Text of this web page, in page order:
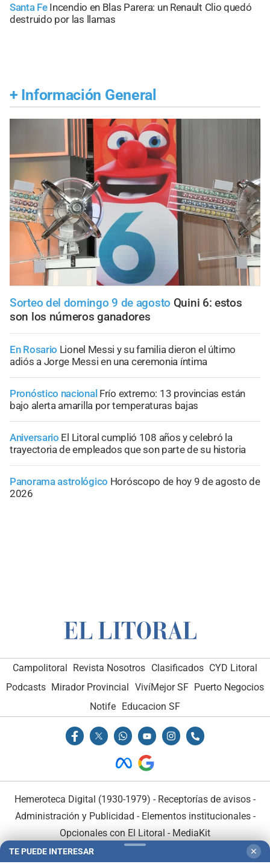
Santa Fe Incendio en Blas Parera: un Renault Clio quedó
destruido por las llamas
+ Información General
Sorteo del domingo 9 de agosto Quini 6: estos
son los números ganadores
En Rosario Lionel Messi y su familia dieron el último
adiós a Jorge Messi en una ceremonia íntima
Pronóstico nacional Frío extremo: 13 provincias están
bajo alerta amarilla por temperaturas bajas
Aniversario El Litoral cumplió 108 años y celebró la
trayectoria de empleados que son parte de su historia
Panorama astrológico Horóscopo de hoy 9 de agosto de
2026
Campolitoral Revista Nosotros Clasificados CYD Litoral
Podcasts Mirador Provincial VivíMejor SF Puerto Negocios
Notife
Educacion SF
Hemeroteca Digital (1930-1979) - Receptorías de avisos -
Administración y Publicidad - Elementos institucionales-
Opcionales con El Litoral - MediaKit
TE PUEDE INTERESAR ✕